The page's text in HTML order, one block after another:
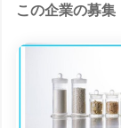
この企業の募集